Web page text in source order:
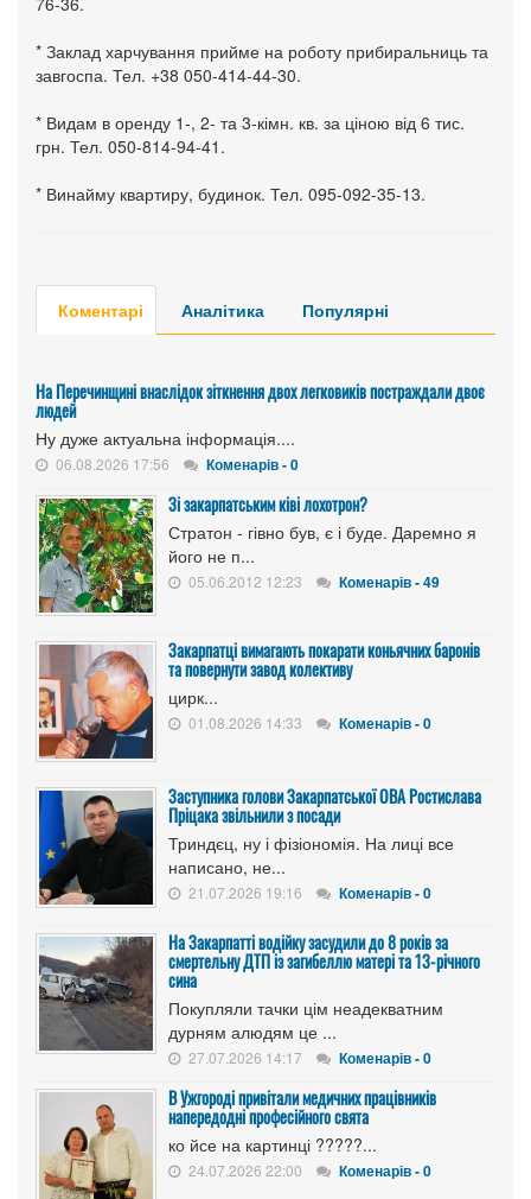
* Заклад харчування прийме на роботу прибиральниць та
завгоспа. Тел. +38 050-414-44-30.
* Видам в оренду 1-, 2- та 3-кімн. кв. за ціною від 6 тис.
грн. Тел. 050-814-94-41.
* Винайму квартиру, будинок. Тел. 095-092-35-13.
Коментарі Аналітика Популярні
На Перечинщині внаслідок зіткнення двох легковиків постраждали двоє
людей
Ну дуже актуальна інформація....
06.08.2026 17:56 Коменарів - 0
Зі закарпатським ківі лохотрон?
Стратон - гівно був, є і буде. Даремно я
його не п...
05.06.2012 12:23 Коменарів - 49
Закарпатці вимагають покарати коньячних баронів
та повернути завод колективу
цирк...
01.08.2026 14:33 Коменарів - 0
Заступника голови Закарпатської ОВА Ростислава
Пріцака звільнили з посади
Триндєц, ну і фізіономія. На лиці все
написано, не...
21.07.2026 19:16 Коменарів - 0
На Закарпатті водійку засудили до 8 років за
смертельну ДТП із загибеллю матері та 13-річного
сина
Покупляли тачки цім неадекватним
дурням алюдям це ...
27.07.2026 14:17 Коменарів - 0
В Ужгороді привітали медичних працівників
напередодні професійного свята
ко йсе на картинці ?????...
24.07.2026 22:00 Коменарів - 0